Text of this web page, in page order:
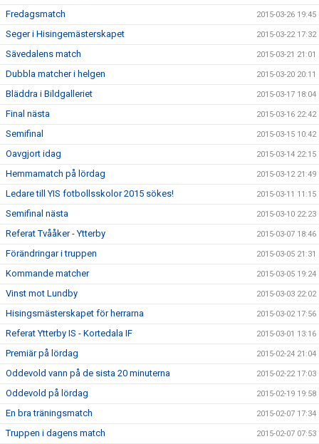
Fredagsmatch 2015-03-26 19:45
Seger i Hisingemästerskapet 2015-03-22 17:32
Sävedalens match 2015-03-21 21:01
Dubbla matcher i helgen 2015-03-20 20:11
Bläddra i Bildgalleriet 2015-03-17 18:04
Final nästa 2015-03-16 22:42
Semifinal 2015-03-15 10:42
Oavgjort idag 2015-03-14 22:15
Hemmamatch på lördag 2015-03-12 21:49
Ledare till YIS fotbollsskolor 2015 sökes! 2015-03-11 11:15
Semifinal nästa 2015-03-10 22:23
Referat Tvååker - Ytterby 2015-03-07 18:46
Förändringar i truppen 2015-03-05 21:31
Kommande matcher 2015-03-05 19:24
Vinst mot Lundby 2015-03-03 22:02
Hisingsmästerskapet för herrarna 2015-03-02 17:56
Referat Ytterby IS - Kortedala IF 2015-03-01 13:16
Premiär på lördag 2015-02-24 21:04
Oddevold vann på de sista 20 minuterna 2015-02-22 17:03
Oddevold på lördag 2015-02-19 19:58
En bra träningsmatch 2015-02-07 17:34
Truppen i dagens match 2015-02-07 07:53